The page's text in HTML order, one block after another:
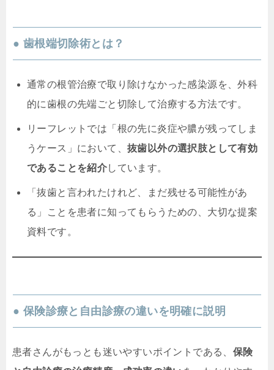
● 歯根端切除術とは？
通常の根管治療で取り除けなかった感染源を、外科
的に歯根の先端ごと切除して治療する方法です。
リーフレットでは「根の先に炎症や膿が残ってしま
うケース」において、 抜歯以外の選択肢として有効
であることを紹介しています。
「抜歯と言われたけれど、まだ残せる可能性があ
る」ことを患者に知ってもらうための、大切な提案
資料です。
● 保険診療と自由診療の違いを明確に説明
患者さんがもっとも迷いやすいポイントである、 保険